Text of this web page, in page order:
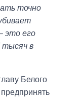
точно
это его
тысяч в
Белого